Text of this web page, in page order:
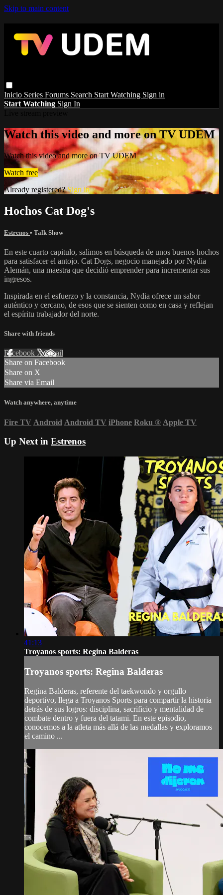
Skip to main content
Inicio Series Forums Search Start Watching Sign in
Start Watching Sign In
Watch this video and more on TV UDEM
Watch this video and more on TV UDEM
Watch free
Already registered?Sign in
Hochos Cat Dog's
Estrenos • Talk Show
En este cuarto capitulo, salimos en búsqueda de unos buenos hochos
para satisfacer el antojo. Cat Dogs, negocio manejado por Nydia
Alemán, una maestra que decidió emprender para incrementar sus
ingresos.
Inspirada en el esfuerzo y la constancia, Nydia ofrece un sabor
auténtico y cercano, de esos que se sienten como en casa y reflejan
el espíritu trabajador del norte.
Share with friends
Facebook XEmail
Share on Facebook
Share on X
Share via Email
Watch anywhere, anytime
Fire TV Android Android TV iPhone Roku ® Apple TV
Up Next in Estrenos
41:13
Troyanos sports: Regina Balderas
Troyanos sports: Regina Balderas
Regina Balderas, referente del taekwondo y orgullo
deportivo, llega a Troyanos Sports para compartir la historia
detrás de sus logros: disciplina, sacrificio y mentalidad de
combate dentro y fuera del tatami. En este episodio,
conocemos a la atleta más allá de las medallas y exploramos
el camino ...